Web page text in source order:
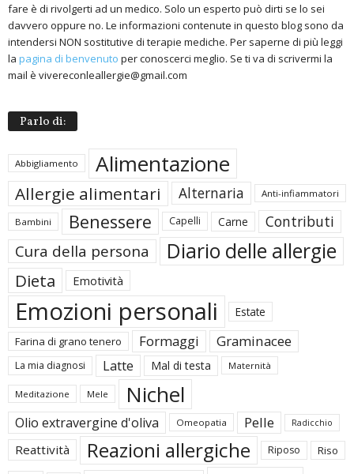
fare è di rivolgerti ad un medico. Solo un esperto può dirti se lo sei
davvero oppure no. Le informazioni contenute in questo blog sono da
intendersi NON sostitutive di terapie mediche. Per saperne di più leggi
la pagina di benvenuto per conoscerci meglio. Se ti va di scrivermi la
mail è vivereconleallergie@gmail.com
Parlo di:
Abbigliamento Alimentazione
Allergie alimentari Alternaria Anti-infiammatori
Bambini Benessere Capelli Carne Contributi
Cura della persona Diario delle allergie
Dieta Emotività
Emozioni personali Estate
Farina di grano tenero Formaggi Graminacee
La mia diagnosi Latte Mal di testa Maternità
Meditazione Mele Nichel
Olio extravergine d'oliva Omeopatia Pelle Radicchio
Reattività Reazioni allergiche Riposo Riso